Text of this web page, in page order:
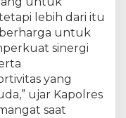
lebih dari itu
berharga untuk
sinergi
yang
ujar Kapolres
saat